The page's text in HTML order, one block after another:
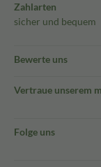
Zahlarten
sicher und bequem
Bewerte uns
Vertraue unserem
Folge uns